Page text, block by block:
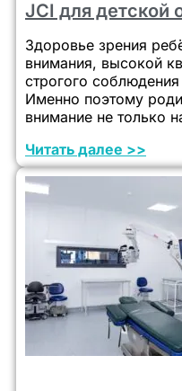
JCI для детской
Здоровье зрения
внимания, высокой
строгого
Именно поэтому
внимание не только
Читать далее >>